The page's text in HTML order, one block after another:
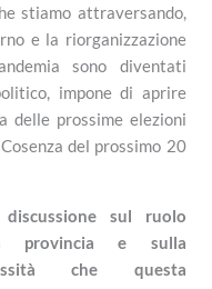
stiamo attraversando,
e la riorganizzazione
sono diventati
impone di aprire
delle prossime elezioni
del prossimo 20
discussione sul ruolo
provincia e sulla
che questa